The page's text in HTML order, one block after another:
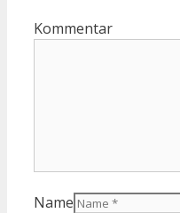
Kommentar
Name